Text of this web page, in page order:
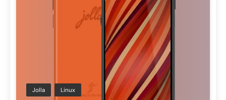
Jolla Linux